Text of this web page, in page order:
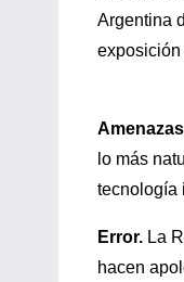
Argentina
exposición
Amenazas
lo más
tecnología
Error. La
hacen